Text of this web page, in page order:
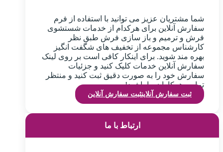
شما مشتریان عزیز می توانید با استفاده از فرم
سفارش آنلاین برای هرکدام از خدمات شستشوی
فرش و ترمیم و باز سازی فرش طبق نظر
کارشناس مجموعه از تخفیف های شگفت انگیز
بهره مند شوید. برای اینکار کافی است بر روی لینک
سفارش آنلاین خدمات کلیک کنید و جزئیات
سفارش خود را به صورت دقیق ثبت کنید و منتظر
تماس همکاران ما باشید!
ثبت سفارش آنلاینثبت سفارش آنلاین
ارتباط با ما